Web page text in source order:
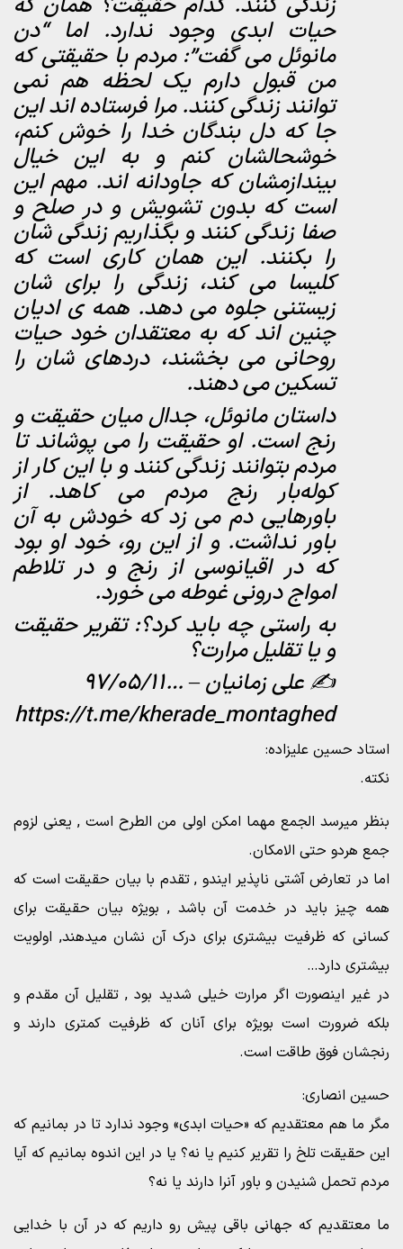
زندگی کنند. کدام حقیقت؟ همان که
حیات ابدی وجود ندارد. اما “دن
مانوئل می گفت”: مردم با حقیقتی که
من قبول دارم یک لحظه هم نمی
توانند زندگی کنند. مرا فرستاده اند این
جا که دل بندگان خدا را خوش کنم،
خوشحالشان کنم و به این خیال
بیندازمشان که جاودانه اند. مهم این
است که بدون تشویش و در صلح و
صفا زندگی کنند و بگذاریم زندگی شان
را بکنند. این همان کاری است که
کلیسا می کند، زندگی را برای شان
زیستنی جلوه می دهد. همه ی ادیان
چنین اند که به معتقدان خود حیات
روحانی می بخشند، دردهای شان را
تسکین می دهند.
داستان مانوئل، جدال میان حقیقت و
رنج است. او حقیقت را می پوشاند تا
مردم بتوانند زندگی کنند و با این کار از
کوله‌بار رنج مردم می کاهد. از
باورهایی دم می زد که خودش به آن
باور نداشت. و از این رو، خود او بود
که در اقیانوسی از رنج و در تلاطم
امواج درونی غوطه می خورد.
به راستی چه باید کرد؟: تقریر حقیقت
و یا تقلیل مرارت؟
✍️ علی زمانیان – …97/05/11
https://t.me/kherade_montaghed
استاد حسین علیزاده:
نکته.
بنظر میرسد الجمع مهما امکن اولی من الطرح است , یعنی لزوم
جمع هردو حتی الامکان.
اما در تعارض آشتی ناپذیر ایندو , تقدم با بیان حقیقت است که
همه چیز باید در خدمت آن باشد , بویژه بیان حقیقت برای
کسانی که ظرفیت بیشتری برای درک آن نشان میدهند, اولویت
بیشتری دارد…
در غیر اینصورت اگر مرارت خیلی شدید بود , تقلیل آن مقدم و
بلکه ضرورت است بویژه برای آنان که ظرفیت کمتری دارند و
رنجشان فوق طاقت است.
حسین انصاری:
مگر ما هم معتقدیم که «حیات ابدی» وجود ندارد تا در بمانیم که
این حقیقت تلخ را تقریر کنیم یا نه؟ یا در این اندوه بمانیم که آیا
مردم تحمل شنیدن و باور آنرا دارند یا نه؟
ما معتقدیم که جهانی باقی پیش رو داریم که در آن با خدایی